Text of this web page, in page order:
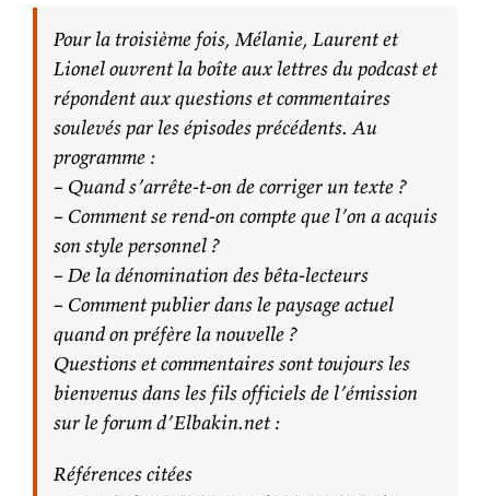
Pour la troisième fois, Mélanie, Laurent et
Lionel ouvrent la boîte aux lettres du podcast et
répondent aux questions et commentaires
soulevés par les épisodes précédents. Au
programme :
– Quand s’arrête-t-on de corriger un texte ?
– Comment se rend-on compte que l’on a acquis
son style personnel ?
– De la dénomination des bêta-lecteurs
– Comment publier dans le paysage actuel
quand on préfère la nouvelle ?
Questions et commentaires sont toujours les
bienvenus dans les fils officiels de l’émission
sur le forum d’Elbakin.net :
Références citées